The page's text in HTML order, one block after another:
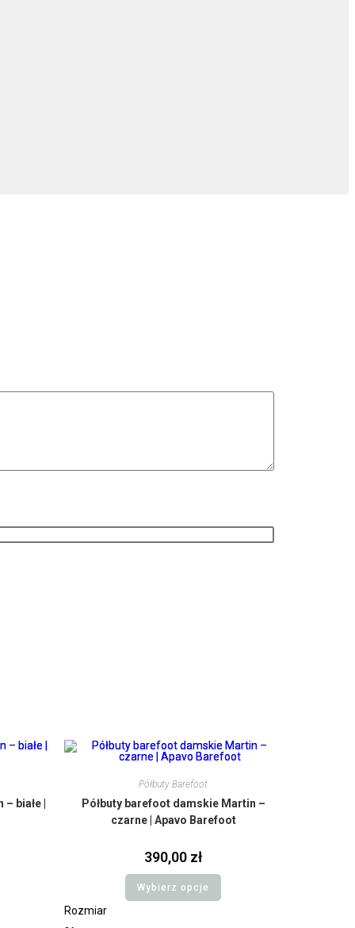
białe |
Półbuty Barefoot
Półbuty barefoot damskie Martin –
czarne | Apavo Barefoot
390,00 zł
Wybierz opcje
Rozmiar